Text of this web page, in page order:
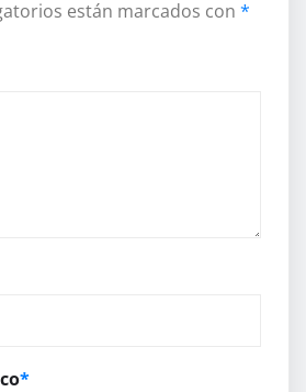
están marcados con *
*